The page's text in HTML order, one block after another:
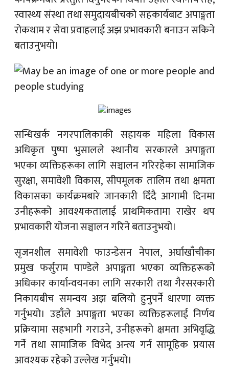
स्वास्थ्य संस्था तथा समुदायबीचको सहकार्यबाट अपाङ्गता
रोकथाम र सेवा प्रवाहलाई अझ प्रभावकारी बनाउन सकिने
बताउनुभयो।
सन्धिखर्क नगरपालिकाकी सहायक महिला विकास
अधिकृत पुष्पा भुसालले स्थानीय सरकारले अपाङ्गता
भएका व्यक्तिहरूका लागि सञ्चालन गरिरहेका सामाजिक
सुरक्षा, समावेशी विकास, सीपमूलक तालिम तथा क्षमता
विकासका कार्यक्रमबारे जानकारी दिँदै आगामी दिनमा
उनीहरूको आवश्यकतालाई प्राथमिकतामा राखेर थप
प्रभावकारी योजना सञ्चालन गरिने बताउनुभयो।
सृजनशील समावेशी फाउन्डेसन नेपाल, अर्घाखाँचीका
प्रमुख फर्सुराम पाण्डेले अपाङ्गता भएका व्यक्तिहरूको
अधिकार कार्यान्वयनका लागि सरकारी तथा गैरसरकारी
निकायबीच समन्वय अझ बलियो हुनुपर्ने धारणा व्यक्त
गर्नुभयो। उहाँले अपाङ्गता भएका व्यक्तिहरूलाई निर्णय
प्रक्रियामा सहभागी गराउने, उनीहरूको क्षमता अभिवृद्धि
गर्ने तथा सामाजिक विभेद अन्त्य गर्न सामूहिक प्रयास
आवश्यक रहेको उल्लेख गर्नुभयो।